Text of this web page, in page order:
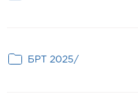
БРТ 2025/